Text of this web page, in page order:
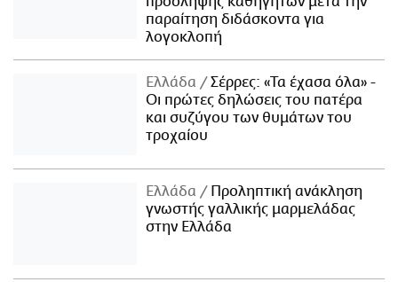
παραίτηση διδάσκοντα για
λογοκλοπή
Ελλάδα
Σέρρες: «Τα έχασα όλα» -
Οι πρώτες δηλώσεις του πατέρα
και συζύγου των θυμάτων του
τροχαίου
Ελλάδα
Προληπτική ανάκληση
γνωστής γαλλικής μαρμελάδας
στην Ελλάδα